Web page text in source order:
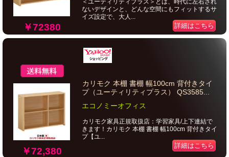
￥72380
＜ユーティリティプラス＞とは、時代に左右され
ないデザインと、どんな空間にもフィットするサ
イズ設定で、大人...
詳細はこちら
￥72,380
カリモク 本棚 書棚 幅100cm 背付きタイ
プ（ユーティリティプラス） QS3585...
エコノミーオフィス
カリモク家具正規取扱店：学習家具/上下連結で
きます！カリモク 本棚 書棚 幅100cm 背付きタイ
プ【ユ...
詳細はこちら